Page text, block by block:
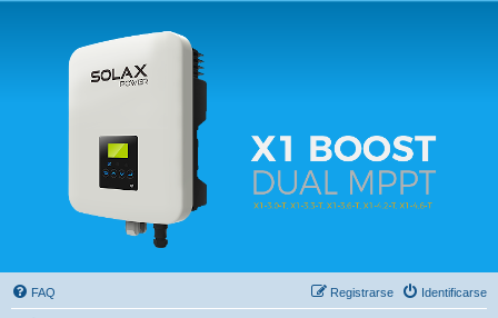
Solax FAQ
Lugar para intercambiar dudas sobre inversores solares Solax y temas relacionados.
FAQ Identificarse
Registrarse